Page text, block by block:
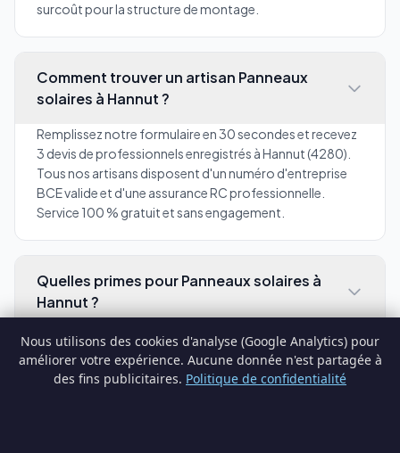
Nous utilisons des cookies d'analyse (Google Analytics) pour
améliorer votre expérience. Aucune donnée n'est partagée à
des fins publicitaires. Politique de confidentialité
surcoût pour la structure de montage.
Comment trouver un artisan Panneaux
solaires à Hannut ?
Remplissez notre formulaire en 30 secondes et recevez
3 devis de professionnels enregistrés à Hannut (4280).
Tous nos artisans disposent d'un numéro d'entreprise
BCE valide et d'une assurance RC professionnelle.
Service 100 % gratuit et sans engagement.
Quelles primes pour Panneaux solaires à
Hannut ?
En tant qu'habitant de Hannut en Liège, vous bénéficiez
des primes wallonnes pour la rénovation. Le montant
varie selon vos revenus et le type de travaux. Nos